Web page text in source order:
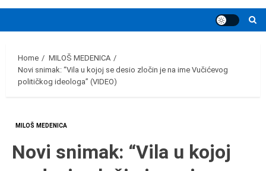
Home
MILOŠ MEDENICA
Novi snimak: “Vila u kojoj se desio zločin je na ime Vučićevog
političkog ideologa” (VIDEO)
MILOŠ MEDENICA
Novi snimak: “Vila u kojoj